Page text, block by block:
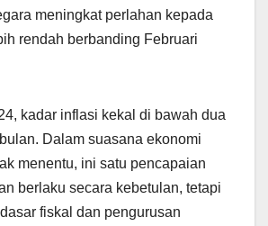
meningkat perlahan kepada
rendah berbanding Februari
kadar inflasi kekal di bawah dua
Dalam suasana ekonomi
menentu, ini satu pencapaian
berlaku secara kebetulan, tetapi
fiskal dan pengurusan